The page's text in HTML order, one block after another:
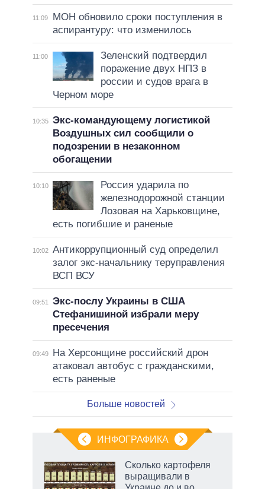
11:09
МОН обновило сроки поступления в
аспирантуру: что изменилось
11:00
Зеленский подтвердил
поражение двух НПЗ в
россии и судов врага в
Черном море
10:35 Экс-командующему логистикой
Воздушных сил сообщили о
подозрении в незаконном
обогащении
10:10
Россия ударила по
железнодорожной станции
Лозовая на Харьковщине,
есть погибшие и раненые
10:02 Антикоррупционный суд определил
залог экс-начальнику теруправления
ВСП ВСУ
09:51
Экс-послу Украины в США
Стефанишиной избрали меру
пресечения
09:49
На Херсонщине российский дрон
атаковал автобус с гражданскими,
есть раненые
Больше новостей
ИНФОГРАФИКА
Сколько картофеля
выращивали в